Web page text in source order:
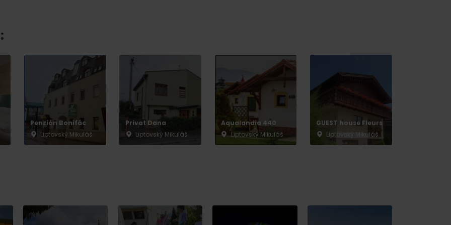
No data found for this source. No data found for this source.
Penzión Bonifác
Liptovský Mikuláš
Privat Dana
Liptovský Mikuláš
Aqualandia 440
Liptovský Mikuláš
GUEST house Fleurs
Liptovský Mikuláš